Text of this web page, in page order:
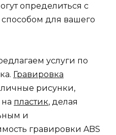
определиться с
для вашего
услуги по
Гравировка
рисунки,
пластик, делая
и
гравировки ABS